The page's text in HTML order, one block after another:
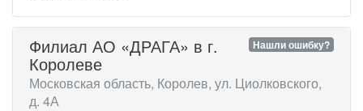
Нашли ошибку?
Филиал АО «ДРАГА» в г.
Королеве
Московская область, Королев, ул. Циолковского,
д. 4А